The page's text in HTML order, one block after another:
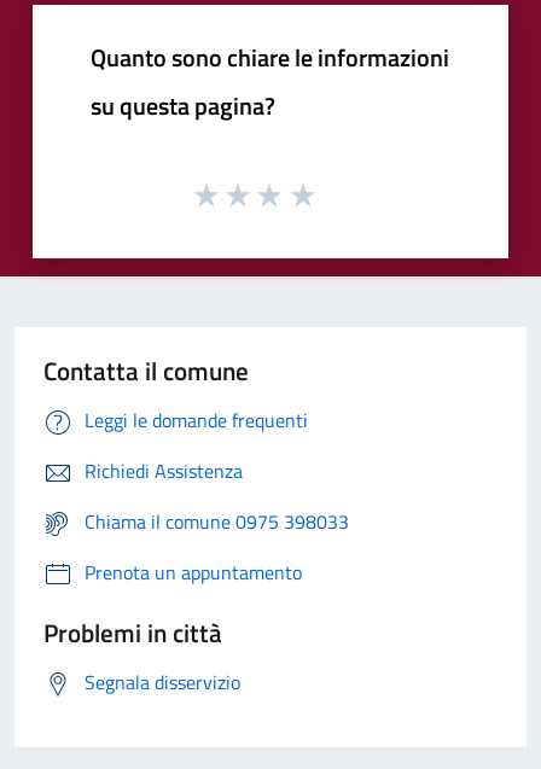
Quanto sono chiare le informazioni
su questa pagina?
Contatta il comune
Leggi le domande frequenti
Richiedi Assistenza
Chiama il comune 0975 398033
Prenota un appuntamento
Problemi in città
Segnala disservizio